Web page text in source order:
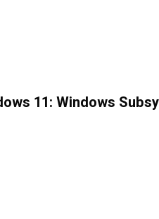
11: Windows